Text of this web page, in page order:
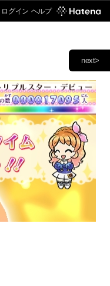
ログイン ヘルプ
next>